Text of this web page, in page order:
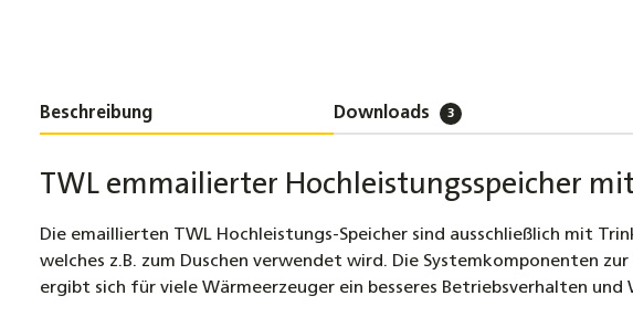
Beschreibung Downloads 3
TWL emmailierter Hochleistungsspeicher
Die emaillierten TWL Hochleistungs-Speicher sind ausschließlich mit
welches z.B. zum Duschen verwendet wird. Die Systemkomponenten
ergibt sich für viele Wärmeerzeuger ein besseres Betriebsverhalten und